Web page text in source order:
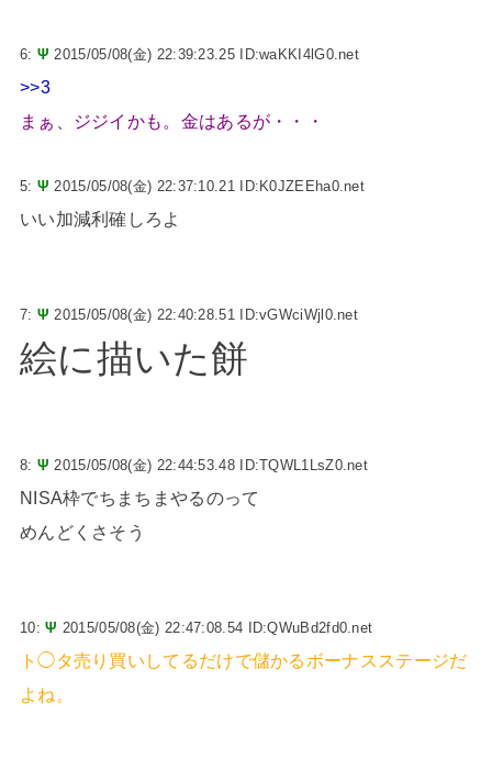
6: Ψ 2015/05/08(金) 22:39:23.25 ID:waKKI4lG0.net
>>3
まぁ、ジジイかも。金はあるが・・・
5: Ψ 2015/05/08(金) 22:37:10.21 ID:K0JZEEha0.net
いい加減利確しろよ
7: Ψ 2015/05/08(金) 22:40:28.51 ID:vGWciWjl0.net
絵に描いた餅
8: Ψ 2015/05/08(金) 22:44:53.48 ID:TQWL1LsZ0.net
NISA枠でちまちまやるのって
めんどくさそう
10:Ψ 2015/05/08(金) 22:47:08.54 ID:QWuBd2fd0.net
ト◯タ売り買いしてるだけで儲かるボーナスステージだ
よね。